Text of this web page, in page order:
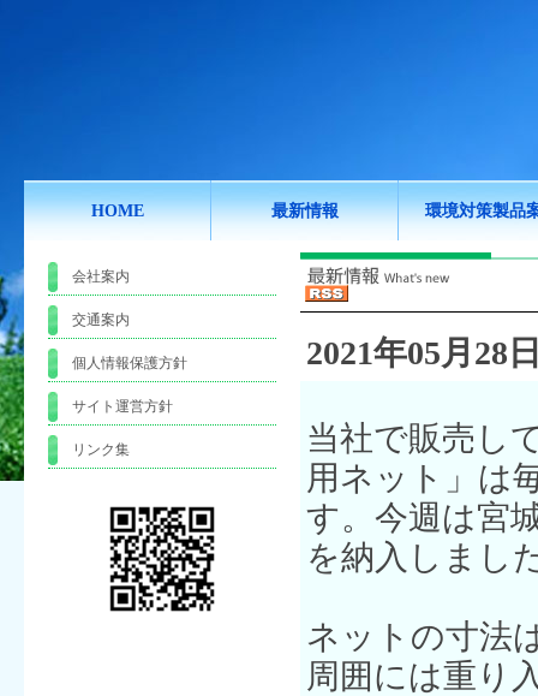
HOME 最新情報 環境対策製品
会社案内
交通案内
個人情報保護方針
サイト運営方針
リンク集
2021年05月28
当社で販売し
用ネット」は
す。今週は宮
を納入しまし
ネットの寸法
周囲には重り